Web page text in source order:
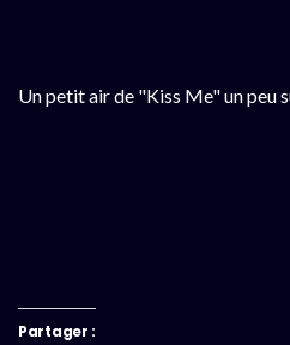
Un petit air de "Kiss Me" un peu
Partager :